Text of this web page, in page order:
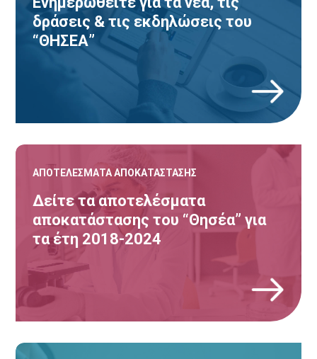
δράσεις & τις εκδηλώσεις του
“ΘΗΣΕΑ”
Κ
ΑΠΟΤΕΛΕΣΜΑΤΑ ΑΠΟΚΑΤΑΣΤΑΣΗΣ
Δείτε τα αποτελέσματα
αποκατάστασης του “Θησέα” για
τα έτη 2018-2024
Κ